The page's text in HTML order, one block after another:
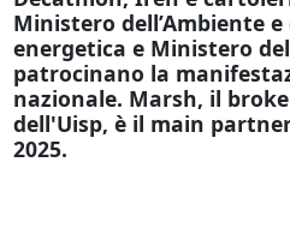
Ministero dell’Ambiente e
energetica e Ministero
patrocinano la
nazionale. Marsh, il
dell'Uisp, è il main
2025.